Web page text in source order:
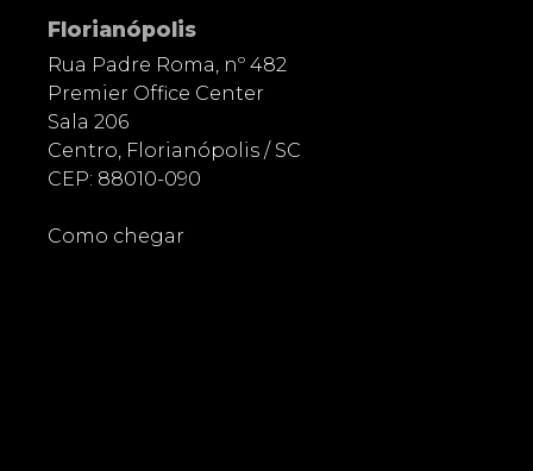
Florianópolis
Rua Padre Roma, nº 482
Premier Office Center
Sala 206
Centro, Florianópolis / SC
CEP: 88010-090
Como chegar